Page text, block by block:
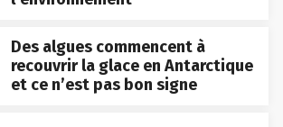
Des algues commencent à
recouvrir la glace en Antarctique
et ce n’est pas bon signe